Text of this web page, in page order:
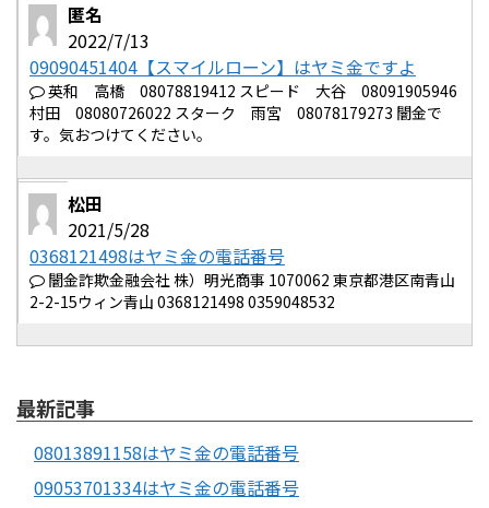
匿名
2022/7/13
09090451404【スマイルローン】はヤミ金ですよ
英和 高橋 08078819412 スピード 大谷 08091905946
村田 08080726022 スターク 雨宮 08078179273 闇金で
す。気おつけてください。
松田
2021/5/28
0368121498はヤミ金の電話番号
闇金詐欺金融会社 株）明光商事 1070062 東京都港区南青山
2-2-15ウィン青山 0368121498 0359048532
最新記事
08013891158はヤミ金の電話番号
09053701334はヤミ金の電話番号